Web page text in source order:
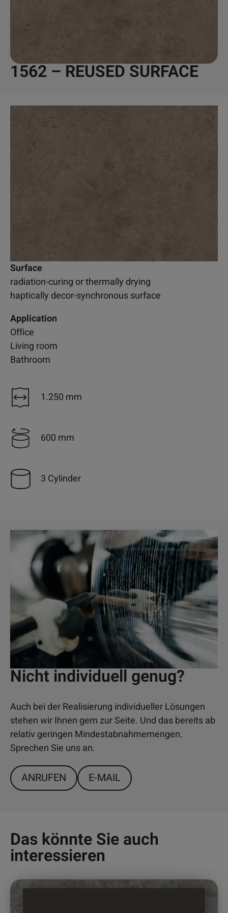
1562 – REUSED SURFACE
Surface
radiation-curing or thermally drying
haptically decor-synchronous surface
Application
Office
Living room
Bathroom
1.250 mm
600 mm
3 Cylinder
Nicht individuell genug?
Auch bei der Realisierung individueller Lösungen
stehen wir Ihnen gern zur Seite. Und das bereits ab
relativ geringen Mindestabnahmemengen.
Sprechen Sie uns an.
ANRUFEN E-MAIL
Das könnte Sie auch
interessieren
Dieses
Produkt